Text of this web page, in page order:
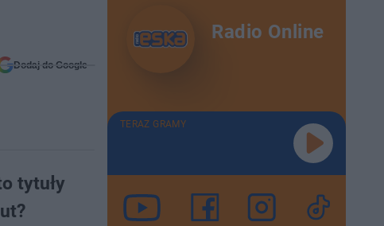
Dodaj do Google
tytuły
Radio Online
TERAZ GRAMY